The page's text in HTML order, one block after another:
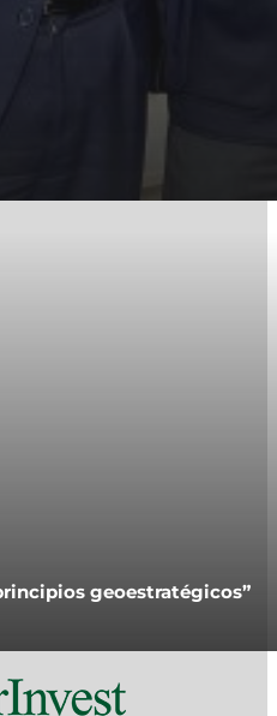
geoestratégicos”